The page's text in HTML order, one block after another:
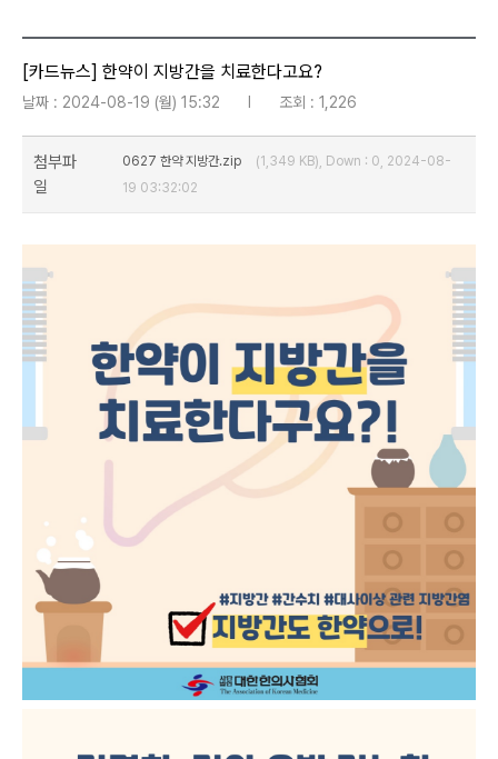
[카드뉴스] 한약이 지방간을 치료한다고요?
날짜 : 2024-08-19 (월) 15:32 조회 : 1,226
첨부파
일
0627 한약 지방간.zip
(1,349 KB), Down : 0, 2024-08-
19 03:32:02